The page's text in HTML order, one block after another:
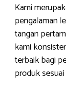
Kami
pengalaman
tangan
kami
terbaik bagi
produk